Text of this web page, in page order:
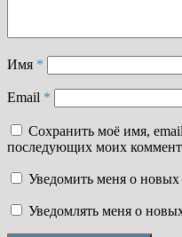
Имя *
Email *
Сохранить моё имя,
последующих моих
Уведомить меня о
Уведомлять меня о